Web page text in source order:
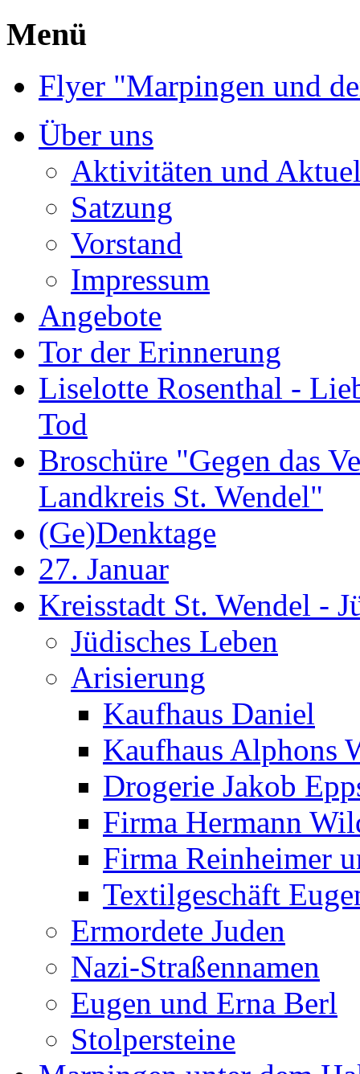
Menü
Flyer "Marpingen und
Über uns
Aktivitäten und
Satzung
Vorstand
Impressum
Angebote
Tor der Erinnerung
Liselotte Rosenthal -
Tod
Broschüre "Gegen das
Landkreis St. Wendel"
(Ge)Denktage
27. Januar
Kreisstadt St. Wendel -
Jüdisches Leben
Arisierung
Kaufhaus Daniel
Kaufhaus Alphons
Drogerie Jakob
Firma Hermann
Firma Reinheimer
Textilgeschäft
Ermordete Juden
Nazi-Straßennamen
Eugen und Erna Berl
Stolpersteine